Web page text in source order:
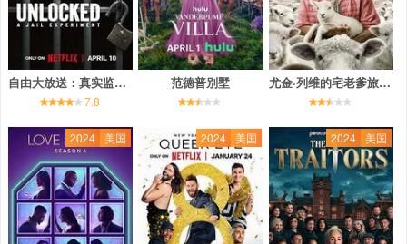
自由大放送：真实监狱实验
7.8
范德普别墅 尤金·列维的宅老爹旅行 第二季
2024 美国 2024 美国 2024 美国